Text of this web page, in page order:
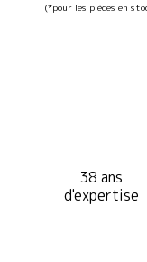
(*pour les pièces en
38 ans
d'expertise